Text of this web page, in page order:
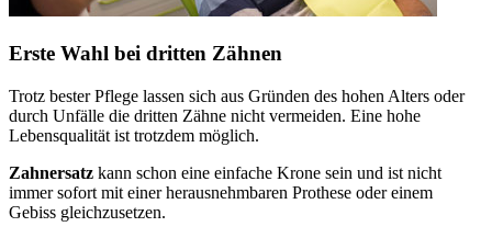
Erste Wahl bei dritten Zähnen
Trotz bester Pflege lassen sich aus Gründen des hohen Alters oder
durch Unfälle die dritten Zähne nicht vermeiden. Eine hohe
Lebensqualität ist trotzdem möglich.
Zahnersatz kann schon eine einfache Krone sein und ist nicht
immer sofort mit einer herausnehmbaren Prothese oder einem
Gebiss gleichzusetzen.